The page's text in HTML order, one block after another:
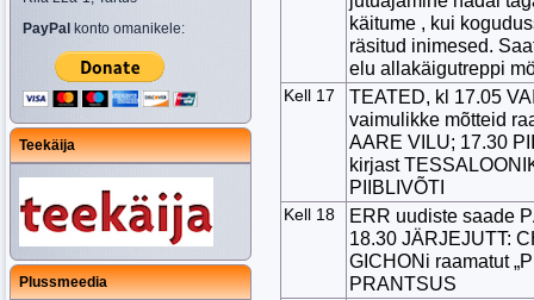
PayPal konto omanikele:
Teekäija
Plussmeedia
käitume , kui
räsitud inimesed.
elu allakäigutreppi
Kell 17
TEATED, kl 17.05
vaimulikke mõtteid
AARE VILU; 17.30
kirjast
PIIBLIVÕTI
Kell 18
ERR uudiste saade
18.30 JÄRJEJUTT:
GICHONi raamatut
PRANTSUS